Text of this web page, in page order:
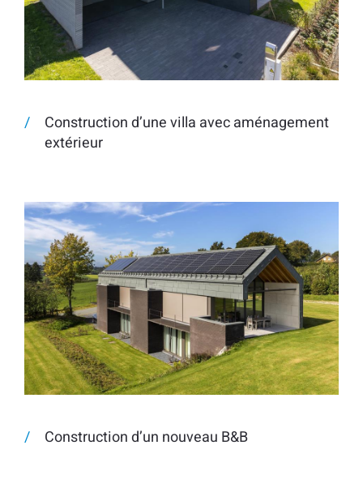
Construction d’une villa avec aménagement
extérieur
Construction d’un nouveau B&B